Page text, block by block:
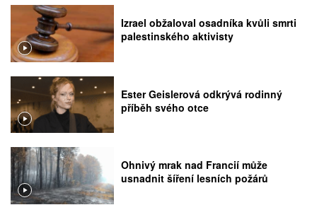
Izrael obžaloval osadníka kvůli smrti
palestinského aktivisty
Ester Geislerová odkrývá rodinný
příběh svého otce
Ohnivý mrak nad Francií může
usnadnit šíření lesních požárů